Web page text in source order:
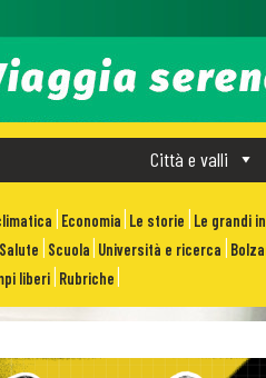
Città e valli
Economia Le storie Le grandi
Salute Scuola Università e ricerca
liberi Rubriche